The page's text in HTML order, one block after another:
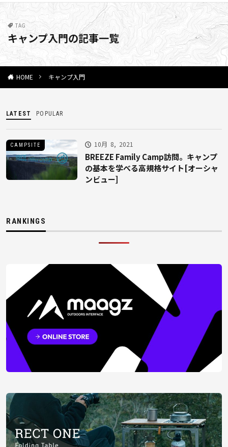
TAG
キャンプ入門の記事一覧
HOME キャンプ入門
LATEST POPULAR
10月 8, 2021
CAMPSITE
BREEZE Family Camp訪問。キャンプ
の基本を学べる高規格サイト[オーシャ
ンビュー]
RANKINGS